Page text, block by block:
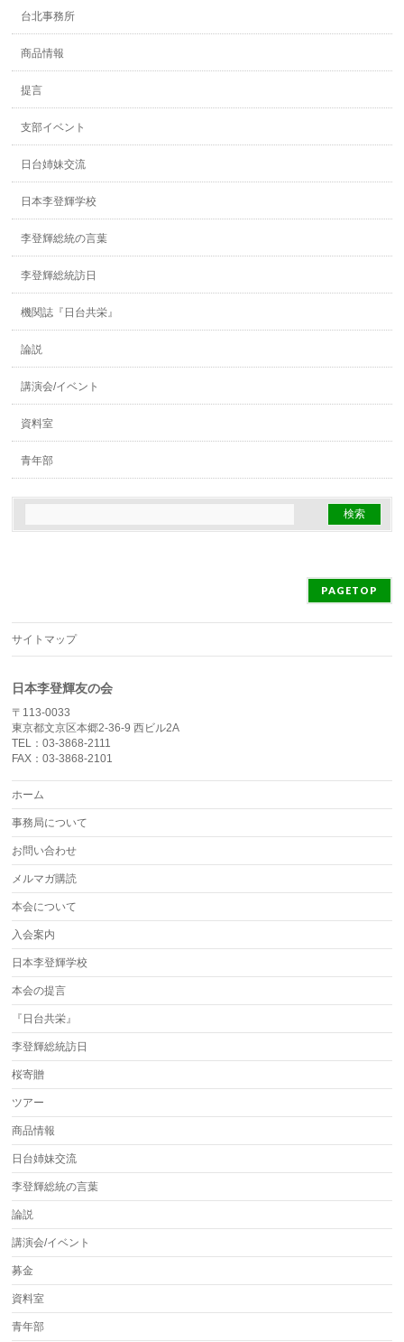
台北事務所
商品情報
提言
支部イベント
日台姉妹交流
日本李登輝学校
李登輝総統の言葉
李登輝総統訪日
機関誌『日台共栄』
論説
講演会/イベント
資料室
青年部
PAGETOP
サイトマップ
日本李登輝友の会
〒113-0033
東京都文京区本郷2-36-9 西ビル2A
TEL：03-3868-2111
FAX：03-3868-2101
ホーム
事務局について
お問い合わせ
メルマガ購読
本会について
入会案内
日本李登輝学校
本会の提言
『日台共栄』
李登輝総統訪日
桜寄贈
ツアー
商品情報
日台姉妹交流
李登輝総統の言葉
論説
講演会/イベント
募金
資料室
青年部